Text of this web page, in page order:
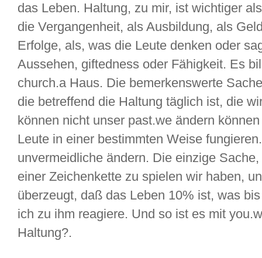
das Leben. Haltung, zu mir, ist wichtiger
die Vergangenheit, als Ausbildung, als
Erfolge, als, was die Leute denken oder
Aussehen, giftedness oder Fähigkeit. Es
church.a Haus. Die bemerkenswerte
die betreffend die Haltung täglich ist, die
können nicht unser past.we ändern
Leute in einer bestimmten Weise
unvermeidliche ändern. Die einzige
einer Zeichenkette zu spielen wir haben,
überzeugt, daß das Leben 10% ist, was
ich zu ihm reagiere. Und so ist es mit
Haltung?.